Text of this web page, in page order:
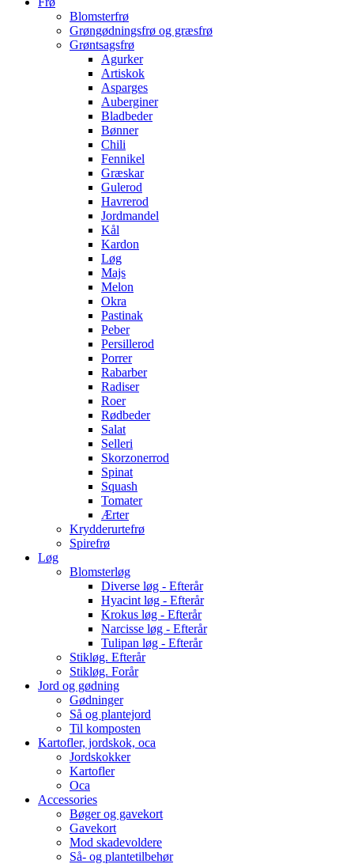
Blomsterfrø
Grøngødningsfrø og græsfrø
Grøntsagsfrø
Agurker
Artiskok
Asparges
Auberginer
Bladbeder
Bønner
Chili
Fennikel
Græskar
Gulerod
Havrerod
Jordmandel
Kål
Kardon
Løg
Majs
Melon
Okra
Pastinak
Peber
Persillerod
Porrer
Rabarber
Radiser
Roer
Rødbeder
Salat
Selleri
Skorzonerrod
Spinat
Squash
Tomater
Ærter
Krydderurtefrø
Spirefrø
Løg
Blomsterløg
Diverse løg - Efterår
Hyacint løg - Efterår
Krokus løg - Efterår
Narcisse løg - Efterår
Tulipan løg - Efterår
Stikløg. Efterår
Stikløg. Forår
Jord og gødning
Gødninger
Så og plantejord
Til komposten
Kartofler, jordskok, oca
Jordskokker
Kartofler
Oca
Accessories
Bøger og gavekort
Gavekort
Mod skadevoldere
Så- og plantetilbehør